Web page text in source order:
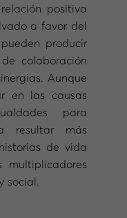
positiva
a favor del
producir
colaboración
Aunque
en las causas
para
resultar más
de vida
multiplicadores
social.